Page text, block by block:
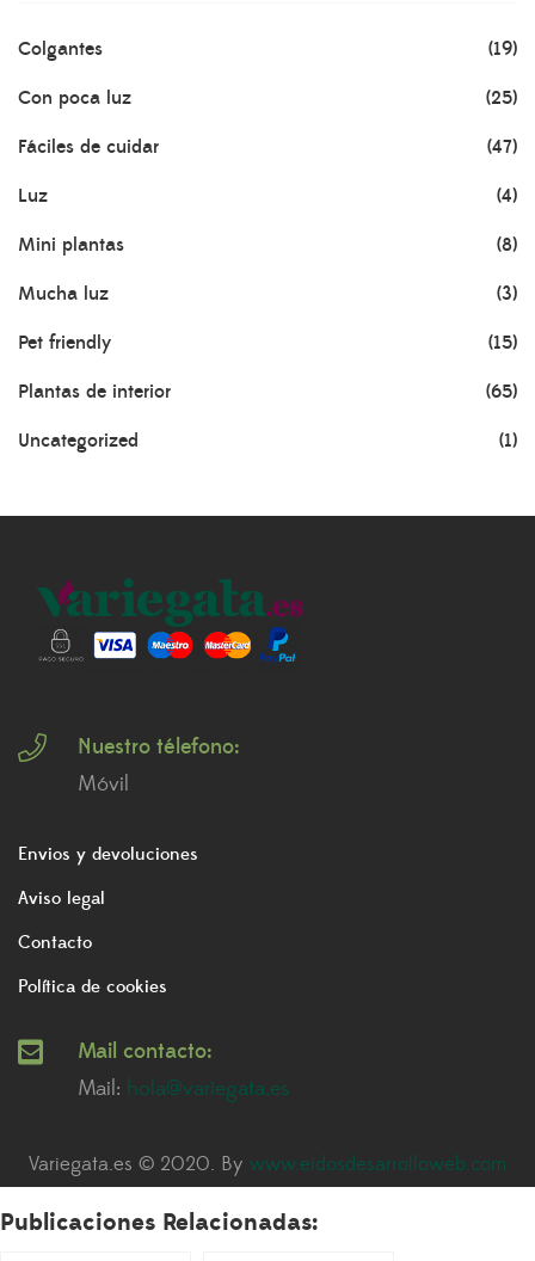
Colgantes (19)
Con poca luz (25)
Fáciles de cuidar (47)
Luz (4)
Mini plantas (8)
Mucha luz (3)
Pet friendly (15)
Plantas de interior (65)
Uncategorized (1)
Nuestro télefono:
Móvil
Envios y devoluciones
Aviso legal
Contacto
Política de cookies
Mail contacto:
Mail: hola@variegata.es
Variegata.es © 2020. By www.eidosdesarrolloweb.com
Publicaciones Relacionadas: